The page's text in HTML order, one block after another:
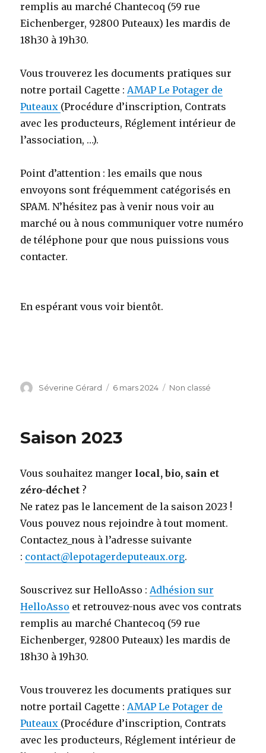
remplis au marché Chantecoq (59 rue
Eichenberger, 92800 Puteaux) les mardis de
18h30 à 19h30.
Vous trouverez les documents pratiques sur
notre portail Cagette :AMAP Le Potager de
Puteaux (Procédure d’inscription, Contrats
avec les producteurs, Réglement intérieur de
l’association, …).
Point d’attention : les emails que nous
envoyons sont fréquemment catégorisés en
SPAM. N’hésitez pas à venir nous voir au
marché ou à nous communiquer votre numéro
de téléphone pour que nous puissions vous
contacter.
En espérant vous voir bientôt.
Auteur
Séverine Gérard
Publié
6 mars 2024 Catégories
Non classé
Saison 2023
Vous souhaitez manger local, bio, sain et
zéro-déchet ?
Ne ratez pas le lancement de la saison 2023 !
Vous pouvez nous rejoindre à tout moment.
Contactez_nous à l’adresse suivante
: contact@lepotagerdeputeaux.org.
Souscrivez sur HelloAsso :Adhésion sur
HelloAsso et retrouvez-nous avec vos contrats
remplis au marché Chantecoq (59 rue
Eichenberger, 92800 Puteaux) les mardis de
18h30 à 19h30.
Vous trouverez les documents pratiques sur
notre portail Cagette :AMAP Le Potager de
Puteaux (Procédure d’inscription, Contrats
avec les producteurs, Réglement intérieur de